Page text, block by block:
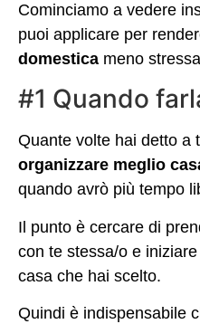
Cominciamo a vedere
puoi applicare per
domestica meno
#1 Quando
Quante volte hai detto a
organizzare meglio
quando avrò più tempo
Il punto è cercare di
con te stessa/o e
casa che hai scelto.
Quindi è indispensabile